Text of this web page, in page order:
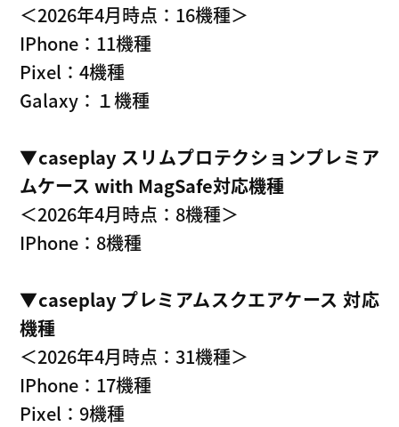
＜2026年4月時点：16機種＞
IPhone：11機種
Pixel：4機種
Galaxy：１機種
▼caseplay スリムプロテクションプレミア
ムケース with MagSafe対応機種
＜2026年4月時点：8機種＞
IPhone：8機種
▼caseplay プレミアムスクエアケース 対応
機種
＜2026年4月時点：31機種＞
IPhone：17機種
Pixel：9機種